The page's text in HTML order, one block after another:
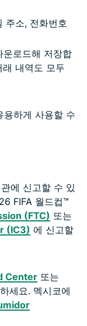
주소, 전화번호
로드해 저장합
내역도 모두
용하게 사용할 수
에 신고할 수 있
FIFA 월드컵™
(FTC) 또는
(IC3) 에 신고할
Center 또는
세요. 멕시코에